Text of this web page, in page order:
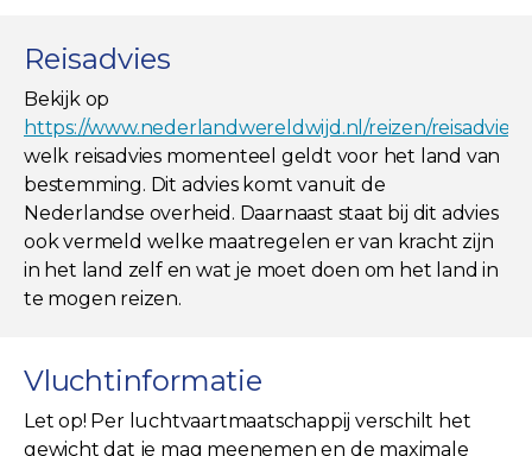
Reisadvies
Bekijk op
https://www.nederlandwereldwijd.nl/reizen/
welk reisadvies momenteel geldt voor het land van
bestemming. Dit advies komt vanuit de
Nederlandse overheid. Daarnaast staat bij dit advies
ook vermeld welke maatregelen er van kracht zijn
in het land zelf en wat je moet doen om het land in
te mogen reizen.
Vluchtinformatie
Let op! Per luchtvaartmaatschappij verschilt het
gewicht dat je mag meenemen en de maximale